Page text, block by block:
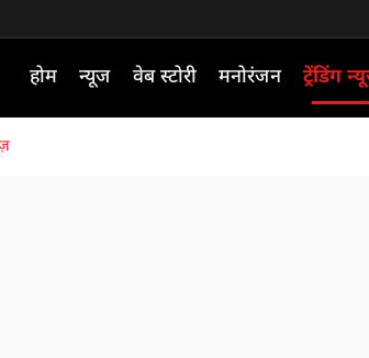
होम न्यूज वेब स्टोरी मनोरंजन ट्रेंडिंग